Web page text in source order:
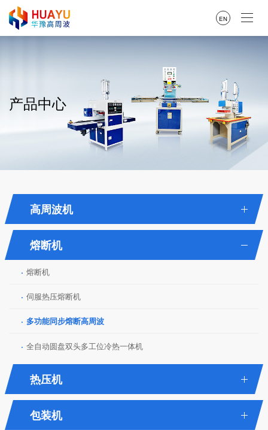
EN
产品中心
高周波机
熔断机
· 熔断机
· 伺服热压熔断机
· 多功能同步熔断高周波
· 全自动圆盘双头多工位冷热一体机
热压机
包装机